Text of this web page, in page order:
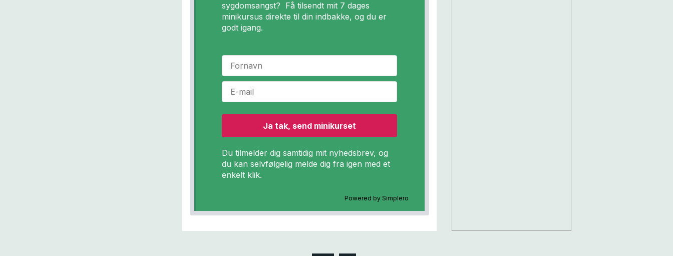
sygdomsangst? Få tilsendt mit 7 dages
minikursus direkte til din indbakke, og du er
godt igang.
Du tilmelder dig samtidig mit nyhedsbrev, og
du kan selvfølgelig melde dig fra igen med et
enkelt klik.
Powered by Simplero